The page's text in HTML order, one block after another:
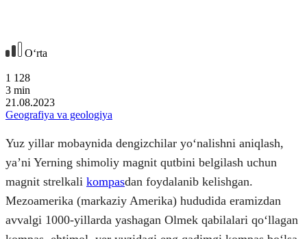
Oʻrta
1 128
3 min
21.08.2023
Geografiya va geologiya
Yuz yillar mobaynida dengizchilar yoʻnalishni aniqlash,
yaʼni Yerning shimoliy magnit qutbini belgilash uchun
magnit strelkali kompasdan foydalanib kelishgan.
Mezoamerika (markaziy Amerika) hududida eramizdan
avvalgi 1000-yillarda yashagan Olmek qabilalari qoʻllagan